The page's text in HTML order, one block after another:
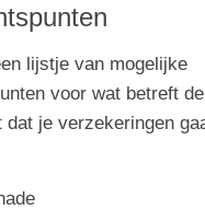
lijstje van mogelijke
voor wat betreft
dat je verzekeringen